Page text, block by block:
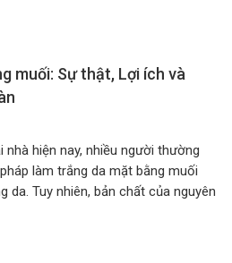
muối: Sự thật, Lợi ích và
hiện nay, nhiều người thường
làm trắng da mặt bằng muối
da. Tuy nhiên, bản chất của nguyên